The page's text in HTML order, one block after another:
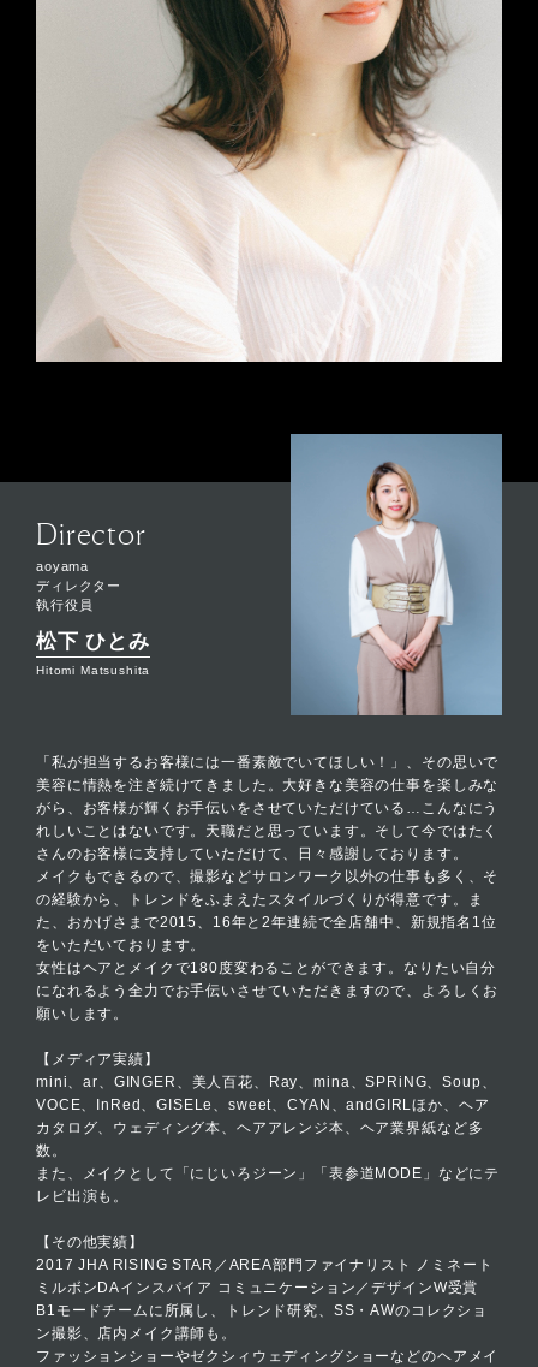
Director
aoyama
ディレクター
執行役員
松下 ひとみ
Hitomi Matsushita
「私が担当するお客様には一番素敵でいてほしい！」、その思いで
美容に情熱を注ぎ続けてきました。大好きな美容の仕事を楽しみな
がら、お客様が輝くお手伝いをさせていただけている…こんなにう
れしいことはないです。天職だと思っています。そして今ではたく
さんのお客様に支持していただけて、日々感謝しております。
メイクもできるので、撮影などサロンワーク以外の仕事も多く、そ
の経験から、トレンドをふまえたスタイルづくりが得意です。ま
た、おかげさまで2015、16年と2年連続で全店舗中、新規指名1位
をいただいております。
女性はヘアとメイクで180度変わることができます。なりたい自分
になれるよう全力でお手伝いさせていただきますので、よろしくお
願いします。
【メディア実績】
mini、ar、GINGER、美人百花、Ray、mina、SPRiNG、Soup、
VOCE、InRed、GISELe、sweet、CYAN、andGIRLほか、ヘア
カタログ、ウェディング本、ヘアアレンジ本、ヘア業界紙など多
数。
また、メイクとして「にじいろジーン」「表参道MODE」などにテ
レビ出演も。
【その他実績】
2017 JHA RISING STAR／AREA部門ファイナリスト ノミネート
ミルボンDAインスパイア コミュニケーション／デザインW受賞
B1モードチームに所属し、トレンド研究、SS・AWのコレクショ
ン撮影、店内メイク講師も。
ファッションショーやゼクシィウェディングショーなどのヘアメイ